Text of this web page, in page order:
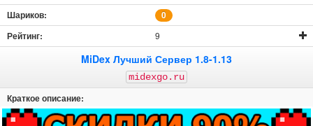
0
9
MiDex Лучший Сервер 1.8-1.13
midexgo.ru